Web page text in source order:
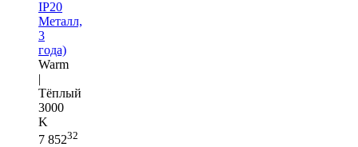
IP20
Металл,
3
года)
Warm
|
Тёплый
3000
K
7 85232